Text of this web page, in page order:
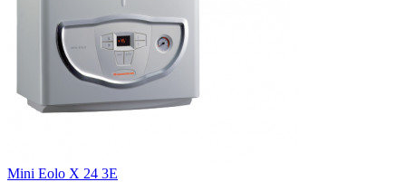
Mini Eolo X 24 3E